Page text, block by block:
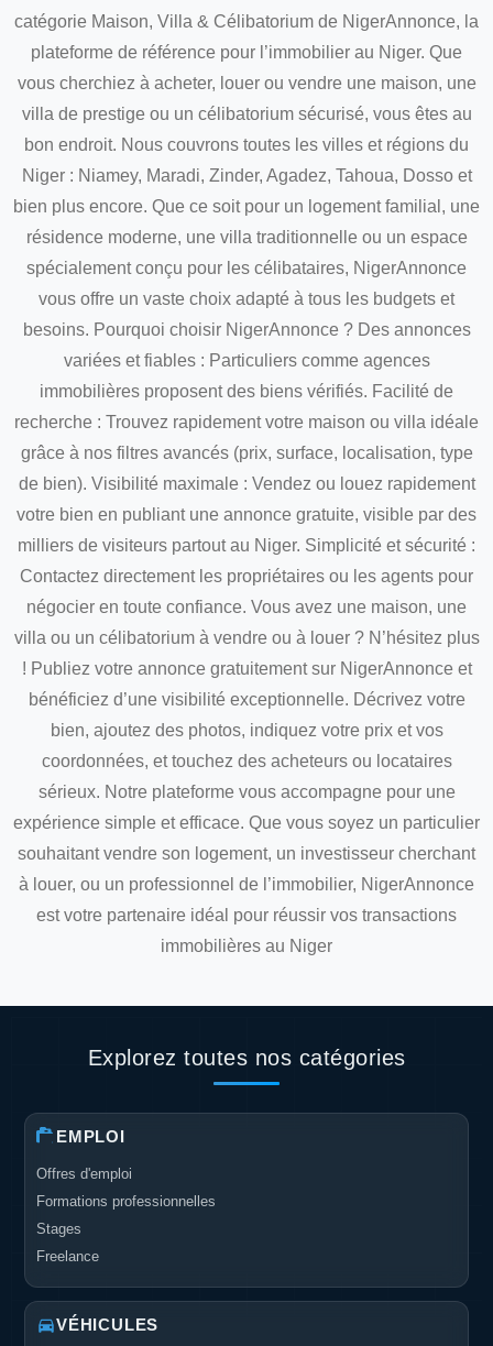
catégorie Maison, Villa & Célibatorium de NigerAnnonce, la
plateforme de référence pour l’immobilier au Niger. Que
vous cherchiez à acheter, louer ou vendre une maison, une
villa de prestige ou un célibatorium sécurisé, vous êtes au
bon endroit. Nous couvrons toutes les villes et régions du
Niger : Niamey, Maradi, Zinder, Agadez, Tahoua, Dosso et
bien plus encore. Que ce soit pour un logement familial, une
résidence moderne, une villa traditionnelle ou un espace
spécialement conçu pour les célibataires, NigerAnnonce
vous offre un vaste choix adapté à tous les budgets et
besoins. Pourquoi choisir NigerAnnonce ? Des annonces
variées et fiables : Particuliers comme agences
immobilières proposent des biens vérifiés. Facilité de
recherche : Trouvez rapidement votre maison ou villa idéale
grâce à nos filtres avancés (prix, surface, localisation, type
de bien). Visibilité maximale : Vendez ou louez rapidement
votre bien en publiant une annonce gratuite, visible par des
milliers de visiteurs partout au Niger. Simplicité et sécurité :
Contactez directement les propriétaires ou les agents pour
négocier en toute confiance. Vous avez une maison, une
villa ou un célibatorium à vendre ou à louer ? N’hésitez plus
! Publiez votre annonce gratuitement sur NigerAnnonce et
bénéficiez d’une visibilité exceptionnelle. Décrivez votre
bien, ajoutez des photos, indiquez votre prix et vos
coordonnées, et touchez des acheteurs ou locataires
sérieux. Notre plateforme vous accompagne pour une
expérience simple et efficace. Que vous soyez un particulier
souhaitant vendre son logement, un investisseur cherchant
à louer, ou un professionnel de l’immobilier, NigerAnnonce
est votre partenaire idéal pour réussir vos transactions
immobilières au Niger
Explorez toutes nos catégories
EMPLOI
Offres d'emploi
Formations professionnelles
Stages
Freelance
VÉHICULES